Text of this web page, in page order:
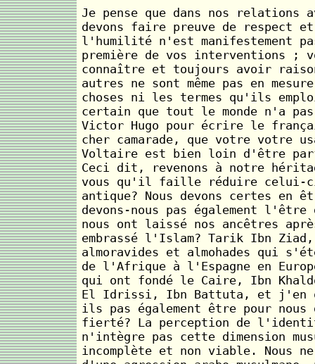
Je pense que dans nos relations
devons faire preuve de respect
l'humilité n'est manifestement
première de vos interventions ;
connaître et toujours avoir
autres ne sont même pas en
choses ni les termes qu'ils
certain que tout le monde n'a
Victor Hugo pour écrire le
cher camarade, que votre votre
Voltaire est bien loin d'être
Ceci dit, revenons à notre
vous qu'il faille réduire celui-
antique? Nous devons certes en
devons-nous pas également
nous ont laissé nos ancêtres
embrassé l'Islam? Tarik Ibn
almoravides et almohades qui
de l'Afrique à l'Espagne en
qui ont fondé le Caire, Ibn
El Idrissi, Ibn Battuta, et j'en
ils pas également être pour nous
fierté? La perception de
n'intègre pas cette dimension
incomplète et non viable. Nous